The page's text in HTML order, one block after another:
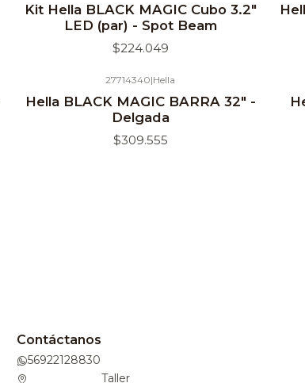
Kit Hella BLACK MAGIC Cubo 3.2"
LED (par) - Spot Beam
$224.049
27714340|Hella
Hella BLACK MAGIC BARRA 32" -
Delgada
$309.555
Contáctanos
56922128830
Taller